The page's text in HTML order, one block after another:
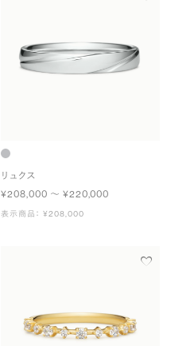
リュクス
¥208,000 〜 ¥220,000
表示商品： ¥208,000